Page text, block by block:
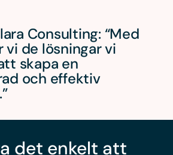
Consulting: “Med
vi de lösningar vi
skapa en
och effektiv
det enkelt att